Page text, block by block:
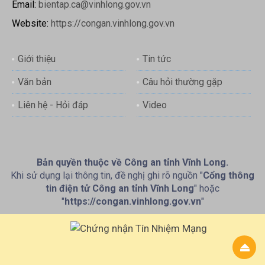
Email: bientap.ca@vinhlong.gov.vn
Website: https://congan.vinhlong.gov.vn
Giới thiệu Tin tức
Văn bản Câu hỏi thường gặp
Liên hệ - Hỏi đáp Video
Bản quyền thuộc về Công an tỉnh Vĩnh Long.
Khi sử dụng lại thông tin, đề nghị ghi rõ nguồn "Cổng thông
tin điện tử Công an tỉnh Vĩnh Long" hoặc
"https://congan.vinhlong.gov.vn"